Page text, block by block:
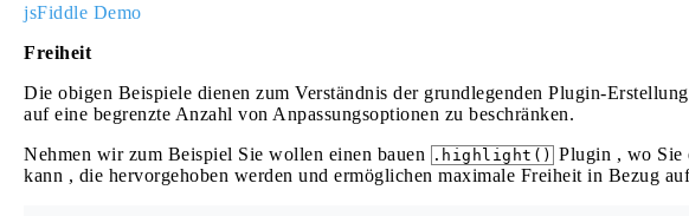
jsFiddle Demo
Freiheit
Die obigen Beispiele dienen zum Verständnis der grundlegenden Plugin-
auf eine begrenzte Anzahl von Anpassungsoptionen zu beschränken.
Nehmen wir zum Beispiel Sie wollen einen bauen
.highlight() Plugin , wo Sie
kann , die hervorgehoben werden und ermöglichen maximale Freiheit in Bezug